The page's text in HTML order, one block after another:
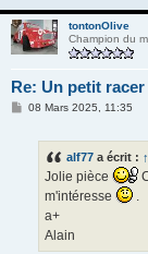
tontonOlive
Champion du
Re: Un petit
M08 Mars 2025, 11:35
alf77 a écrit : ↑
Jolie pièce
m'intéresse
a+
Alain